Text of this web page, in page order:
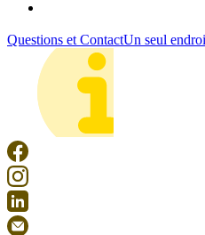
Questions et ContactUn seul